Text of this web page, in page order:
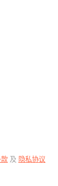
及 隐私协议